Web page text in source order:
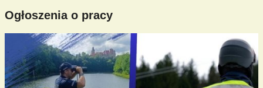
Ogłoszenia o pracy